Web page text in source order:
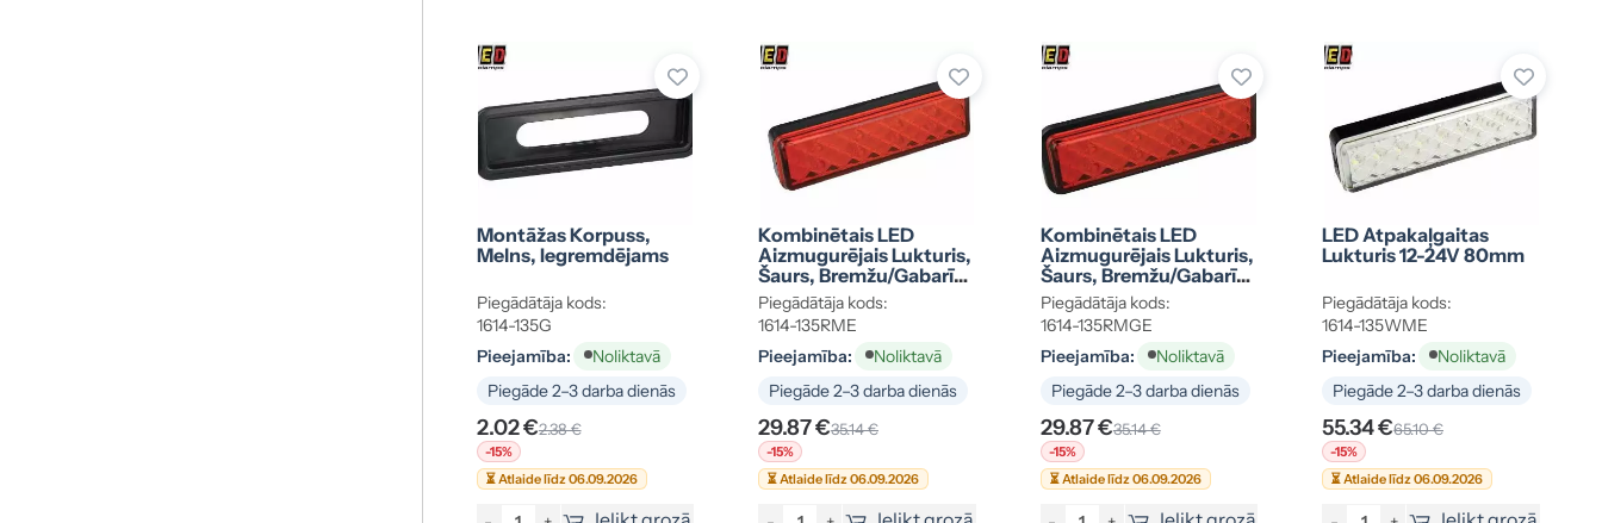
Montāžas Korpuss,
Melns, Iegremdējams
Piegādātāja kods:
1614-135G
Pieejamība:
Noliktavā
Piegāde 2–3 darba dienās
2.02 €2.38 €
-15%
⏳ Atlaide līdz 06.09.2026
Kombinētais LED
Aizmugurējais Lukturis,
Šaurs, Bremžu/gabarīt,
Virsmas Montāža
Piegādātāja kods:
1614-135RME
Pieejamība:
Noliktavā
Piegāde 2–3 darba dienās
29.87 €35.14 €
-15%
⏳ Atlaide līdz 06.09.2026
Kombinētais LED
Aizmugurējais Lukturis,
Šaurs, Bremžu/gabarīt,
Iebūvējams
Piegādātāja kods:
1614-135RMGE
Pieejamība:
Noliktavā
Piegāde 2–3 darba dienās
29.87 €35.14 €
-15%
⏳ Atlaide līdz 06.09.2026
LED Atpakaļgaitas
Lukturis 12-24V 80mm
Piegādātāja kods:
1614-135WME
Pieejamība:
Noliktavā
Piegāde 2–3 darba dienās
55.34 €65.10 €
-15%
⏳ Atlaide līdz 06.09.2026